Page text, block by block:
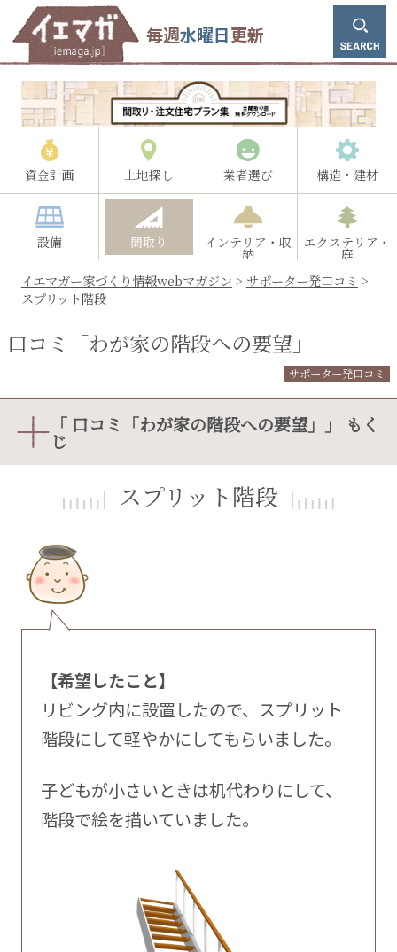
毎週水曜日更新
資金計画 土地探し 業者選び 構造・建材
設備 間取り インテリア・収
納
エクステリア・
庭
イエマガー家づくり情報webマガジン > サポーター発口コミ >
スプリット階段
口コミ「わが家の階段への要望」
サポーター発口コミ
「 口コミ「わが家の階段への要望」」 もく
じ
スプリット階段
【希望したこと】
リビング内に設置したので、スプリット
階段にして軽やかにしてもらいました。
子どもが小さいときは机代わりにして、
階段で絵を描いていました。